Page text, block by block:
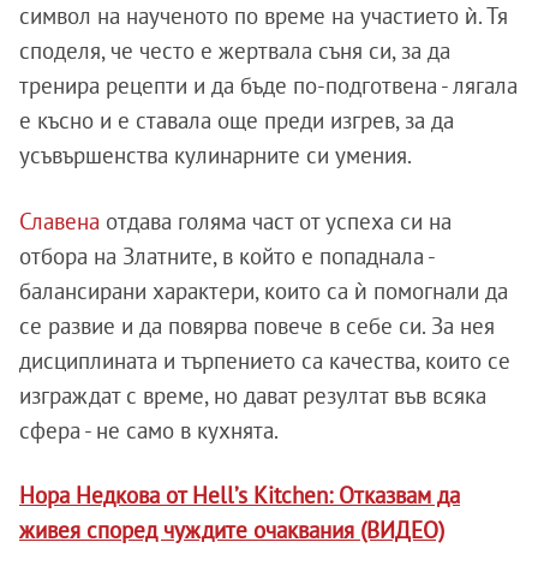
символ на наученото по време на участието ѝ. Тя
споделя, че често е жертвала съня си, за да
тренира рецепти и да бъде по-подготвена - лягала
е късно и е ставала още преди изгрев, за да
усъвършенства кулинарните си умения.
Славена отдава голяма част от успеха си на
отбора на Златните, в който е попаднала -
балансирани характери, които са ѝ помогнали да
се развие и да повярва повече в себе си. За нея
дисциплината и търпението са качества, които се
изграждат с време, но дават резултат във всяка
сфера - не само в кухнята.
Нора Недкова от Hell’s Kitchen: Отказвам да
живея според чуждите очаквания (ВИДЕО)